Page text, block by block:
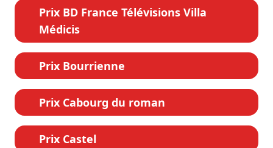
Prix BD France Télévisions Villa
Médicis
Prix Bourrienne
Prix Cabourg du roman
Prix Castel